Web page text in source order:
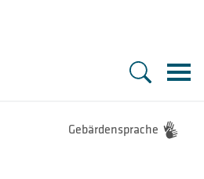
Gebärdensprache